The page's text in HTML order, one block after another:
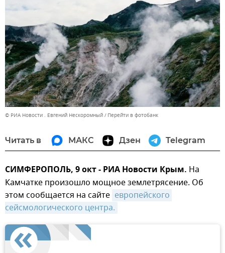
© РИА Новости . Евгений Нескоромный Перейти в фотобанк
Читать в МАКС Дзен Telegram
СИМФЕРОПОЛЬ, 9 окт - РИА Новости Крым. На
Камчатке произошло мощное землетрясение. Об
этом сообщается на сайте европейского
сейсмологического центра.